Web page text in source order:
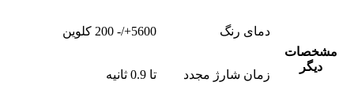
مشخصات
دیگر
دمای رنگ 5600+/- 200 کلوین
زمان شارژ مجدد تا 0.9 ثانیه